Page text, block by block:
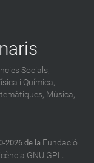
Socials,
i Química,
Música,
2026 de la Fundació
GNU GPL.